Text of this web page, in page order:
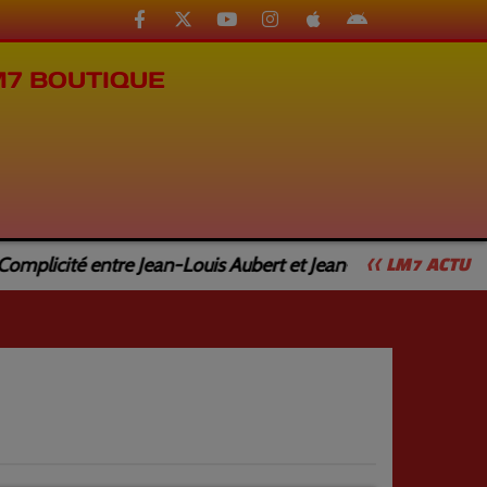
BOUTIQUE
<< LM7 ACTU
entre Jean-Louis Aubert et Jean-Luc Caturla